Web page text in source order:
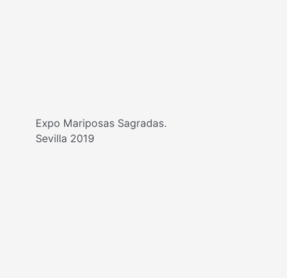
Expo Mariposas Sagradas.
Sevilla 2019